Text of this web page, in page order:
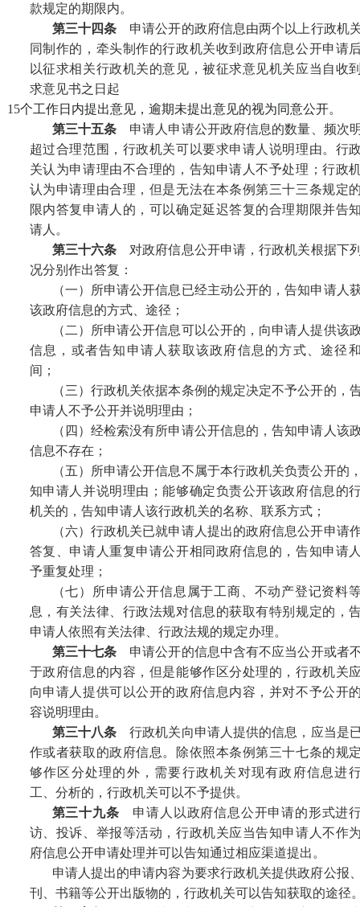
款规定的期限内。
第三十四条 申请公开的政府信息由两个以上行政机
同制作的，牵头制作的行政机关收到政府信息公开申请
以征求相关行政机关的意见，被征求意见机关应当自收
求意见书之日起
15个工作日内提出意见，逾期未提出意见的视为同意公开。
第三十五条 申请人申请公开政府信息的数量、频次
超过合理范围，行政机关可以要求申请人说明理由。行
关认为申请理由不合理的，告知申请人不予处理；行政
认为申请理由合理，但是无法在本条例第三十三条规定
限内答复申请人的，可以确定延迟答复的合理期限并告
请人。
第三十六条 对政府信息公开申请，行政机关根据下
况分别作出答复：
（一）所申请公开信息已经主动公开的，告知申请人
该政府信息的方式、途径；
（二）所申请公开信息可以公开的，向申请人提供该
信息，或者告知申请人获取该政府信息的方式、途径
间；
（三）行政机关依据本条例的规定决定不予公开的，
申请人不予公开并说明理由；
（四）经检索没有所申请公开信息的，告知申请人该
信息不存在；
（五）所申请公开信息不属于本行政机关负责公开的
知申请人并说明理由；能够确定负责公开该政府信息的
机关的，告知申请人该行政机关的名称、联系方式；
（六）行政机关已就申请人提出的政府信息公开申请
答复、申请人重复申请公开相同政府信息的，告知申请
予重复处理；
（七）所申请公开信息属于工商、不动产登记资料
息，有关法律、行政法规对信息的获取有特别规定的，
申请人依照有关法律、行政法规的规定办理。
第三十七条 申请公开的信息中含有不应当公开或者
于政府信息的内容，但是能够作区分处理的，行政机关
向申请人提供可以公开的政府信息内容，并对不予公开
容说明理由。
第三十八条 行政机关向申请人提供的信息，应当是
作或者获取的政府信息。除依照本条例第三十七条的规
够作区分处理的外，需要行政机关对现有政府信息进
工、分析的，行政机关可以不予提供。
第三十九条 申请人以政府信息公开申请的形式进
访、投诉、举报等活动，行政机关应当告知申请人不作
府信息公开申请处理并可以告知通过相应渠道提出。
申请人提出的申请内容为要求行政机关提供政府公报
刊、书籍等公开出版物的，行政机关可以告知获取的途径